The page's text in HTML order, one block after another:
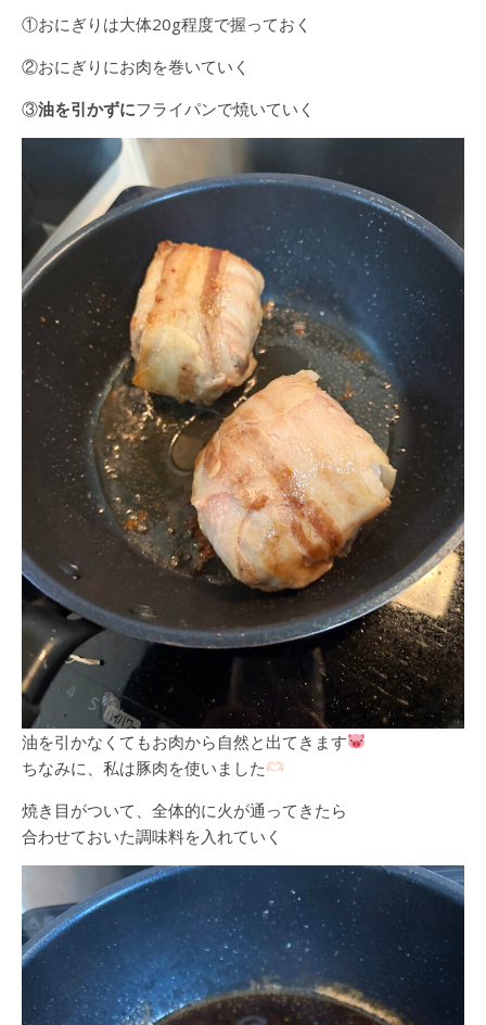
①おにぎりは大体20g程度で握っておく
②おにぎりにお肉を巻いていく
③油を引かずにフライパンで焼いていく
油を引かなくてもお肉から自然と出てきます
ちなみに、私は豚肉を使いました
焼き目がついて、全体的に火が通ってきたら
合わせておいた調味料を入れていく